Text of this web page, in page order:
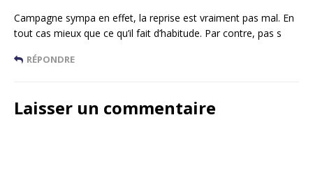
Campagne sympa en effet, la reprise est vraiment pas mal. En
tout cas mieux que ce qu’il fait d’habitude. Par contre, pas s
RÉPONDRE
Laisser un commentaire